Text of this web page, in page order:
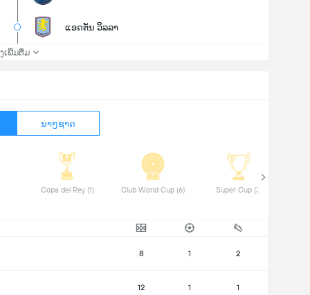
ແອດຕັນ ວິລລາ
ເພີ່ມຕື່ມ
ນາໆຊາດ
Copa del Rey (1)
8 1 2
12 1 1